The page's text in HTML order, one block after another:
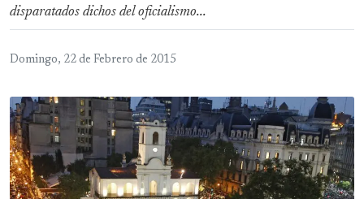
disparatados dichos del oficialismo...
Domingo, 22 de Febrero de 2015